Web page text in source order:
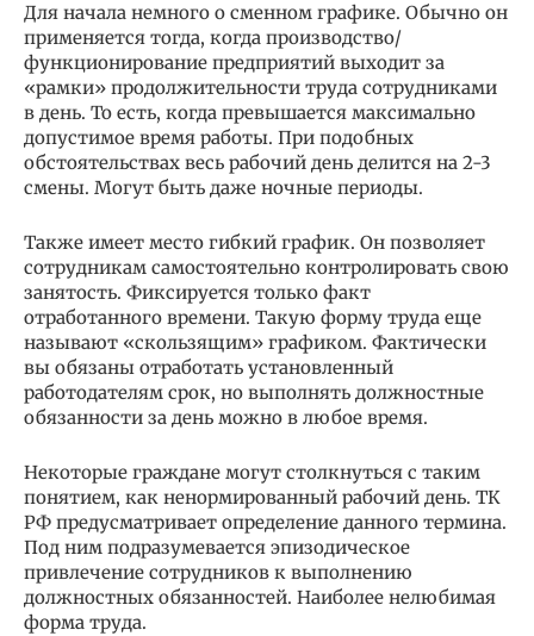
Для начала немного о сменном графике. Обычно он
применяется тогда, когда производство/
функционирование предприятий выходит за
«рамки» продолжительности труда сотрудниками
в день. То есть, когда превышается максимально
допустимое время работы. При подобных
обстоятельствах весь рабочий день делится на 2-3
смены. Могут быть даже ночные периоды.
Также имеет место гибкий график. Он позволяет
сотрудникам самостоятельно контролировать свою
занятость. Фиксируется только факт
отработанного времени. Такую форму труда еще
называют «скользящим» графиком. Фактически
вы обязаны отработать установленный
работодателям срок, но выполнять должностные
обязанности за день можно в любое время.
Некоторые граждане могут столкнуться с таким
понятием, как ненормированный рабочий день. ТК
РФ предусматривает определение данного термина.
Под ним подразумевается эпизодическое
привлечение сотрудников к выполнению
должностных обязанностей. Наиболее нелюбимая
форма труда.